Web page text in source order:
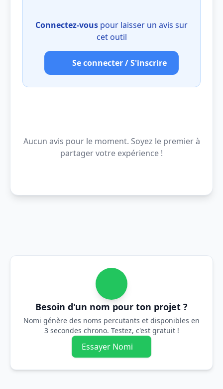
Connectez-vous pour laisser un avis sur
cet outil
Se connecter / S'inscrire
Aucun avis pour le moment. Soyez le premier à
partager votre expérience !
Besoin d'un nom pour ton projet ?
Nomi génère des noms percutants et disponibles en
3 secondes chrono. Testez, c'est gratuit !
Essayer Nomi